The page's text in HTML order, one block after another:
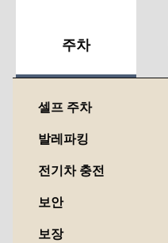
주차
셀프 주차
발레파킹
전기차 충전
보안
보장